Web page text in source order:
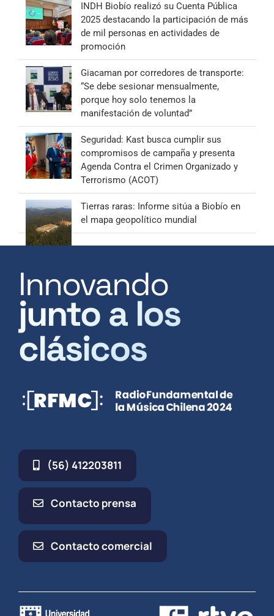
INDH Biobío realizó su Cuenta Pública
2025 destacando la participación de más
de mil personas en actividades de
promoción
Giacaman por corredores de transporte:
“Se debe sesionar mensualmente,
porque hoy solo tenemos la
manifestación de voluntad”
Seguridad: Kast busca cumplir sus
compromisos de campaña y presenta
Agenda Contra el Crimen Organizado y
Terrorismo (ACOT)
Tierras raras: Informe sitúa a Biobío en
el mapa geopolítico mundial
Innovando
junto a los
clásicos
(56) 412203811
Contacto prensa
Contacto comercial